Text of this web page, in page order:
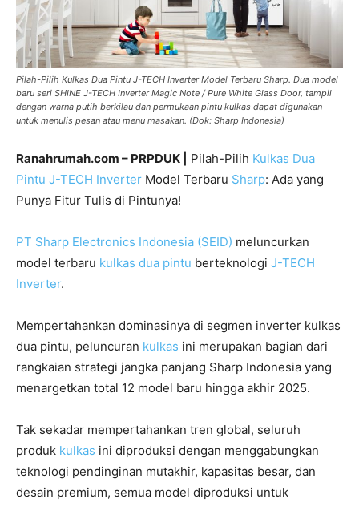
Pilah-Pilih Kulkas Dua Pintu J-TECH Inverter Model Terbaru Sharp. Dua model
baru seri SHINE J-TECH Inverter Magic Note / Pure White Glass Door, tampil
dengan warna putih berkilau dan permukaan pintu kulkas dapat digunakan
untuk menulis pesan atau menu masakan. (Dok: Sharp Indonesia)
Ranahrumah.com – PRPDUK | Pilah-Pilih Kulkas Dua
Pintu J-TECH Inverter Model Terbaru Sharp: Ada yang
Punya Fitur Tulis di Pintunya!
PT Sharp Electronics Indonesia (SEID) meluncurkan
model terbaru kulkas dua pintu berteknologi J-TECH
Inverter.
Mempertahankan dominasinya di segmen inverter kulkas
dua pintu, peluncuran kulkas ini merupakan bagian dari
rangkaian strategi jangka panjang Sharp Indonesia yang
menargetkan total 12 model baru hingga akhir 2025.
Tak sekadar mempertahankan tren global, seluruh
produk kulkas ini diproduksi dengan menggabungkan
teknologi pendinginan mutakhir, kapasitas besar, dan
desain premium, semua model diproduksi untuk